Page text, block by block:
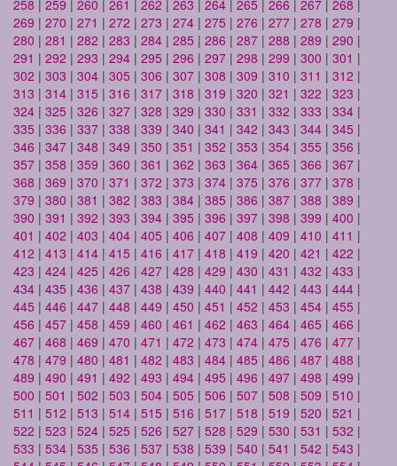
258 | 259 | 260 | 261 | 262 | 263 | 264 | 265 | 266 | 267 | 268 |
269 | 270 | 271 | 272 | 273 | 274 | 275 | 276 | 277 | 278 | 279 |
280 | 281 | 282 | 283 | 284 | 285 | 286 | 287 | 288 | 289 | 290 |
291 | 292 | 293 | 294 | 295 | 296 | 297 | 298 | 299 | 300 | 301 |
302 | 303 | 304 | 305 | 306 | 307 | 308 | 309 | 310 | 311 | 312 |
313 | 314 | 315 | 316 | 317 | 318 | 319 | 320 | 321 | 322 | 323 |
324 | 325 | 326 | 327 | 328 | 329 | 330 | 331 | 332 | 333 | 334 |
335 | 336 | 337 | 338 | 339 | 340 | 341 | 342 | 343 | 344 | 345 |
346 | 347 | 348 | 349 | 350 | 351 | 352 | 353 | 354 | 355 | 356 |
357 | 358 | 359 | 360 | 361 | 362 | 363 | 364 | 365 | 366 | 367 |
368 | 369 | 370 | 371 | 372 | 373 | 374 | 375 | 376 | 377 | 378 |
379 | 380 | 381 | 382 | 383 | 384 | 385 | 386 | 387 | 388 | 389 |
390 | 391 | 392 | 393 | 394 | 395 | 396 | 397 | 398 | 399 | 400 |
401 | 402 | 403 | 404 | 405 | 406 | 407 | 408 | 409 | 410 | 411 |
412 | 413 | 414 | 415 | 416 | 417 | 418 | 419 | 420 | 421 | 422 |
423 | 424 | 425 | 426 | 427 | 428 | 429 | 430 | 431 | 432 | 433 |
434 | 435 | 436 | 437 | 438 | 439 | 440 | 441 | 442 | 443 | 444 |
445 | 446 | 447 | 448 | 449 | 450 | 451 | 452 | 453 | 454 | 455 |
456 | 457 | 458 | 459 | 460 | 461 | 462 | 463 | 464 | 465 | 466 |
467 | 468 | 469 | 470 | 471 | 472 | 473 | 474 | 475 | 476 | 477 |
478 | 479 | 480 | 481 | 482 | 483 | 484 | 485 | 486 | 487 | 488 |
489 | 490 | 491 | 492 | 493 | 494 | 495 | 496 | 497 | 498 | 499 |
500 | 501 | 502 | 503 | 504 | 505 | 506 | 507 | 508 | 509 | 510 |
511 | 512 | 513 | 514 | 515 | 516 | 517 | 518 | 519 | 520 | 521 |
522 | 523 | 524 | 525 | 526 | 527 | 528 | 529 | 530 | 531 | 532 |
533 | 534 | 535 | 536 | 537 | 538 | 539 | 540 | 541 | 542 | 543 |